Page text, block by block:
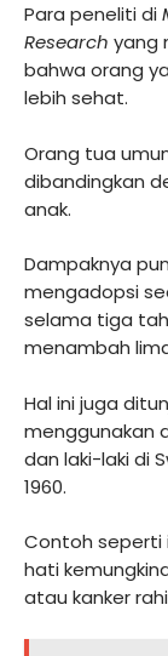
Para peneliti di
Research yang
bahwa orang
lebih sehat.
Orang tua
dibandingkan
anak.
Dampaknya
mengadopsi
selama tiga
menambah
Hal ini juga
menggunakan
dan laki-laki di
1960.
Contoh seperti
hati
atau kanker